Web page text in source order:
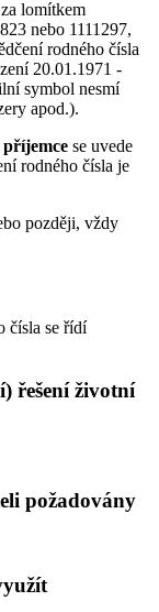
lomítkem
nebo 1111297,
rodného čísla
20.01.1971 -
symbol nesmí
apod.).
se uvede
rodného čísla je
později, vždy
čísla se řídí
řešení životní
požadovány